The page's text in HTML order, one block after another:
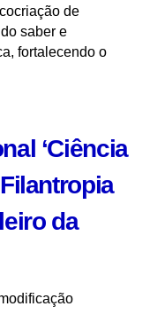
de
saber e
fortalecendo o
‘Ciência
da